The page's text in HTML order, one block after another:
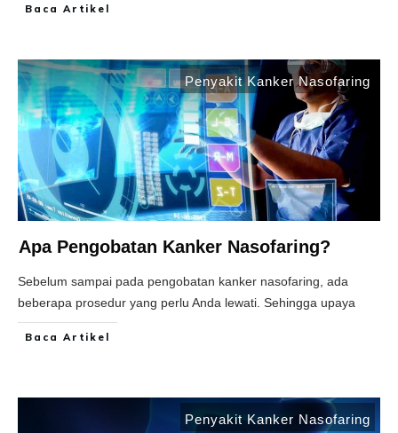
Baca Artikel
Penyakit Kanker Nasofaring
Apa Pengobatan Kanker Nasofaring?
Sebelum sampai pada pengobatan kanker nasofaring, ada
beberapa prosedur yang perlu Anda lewati. Sehingga upaya
Baca Artikel
Penyakit Kanker Nasofaring